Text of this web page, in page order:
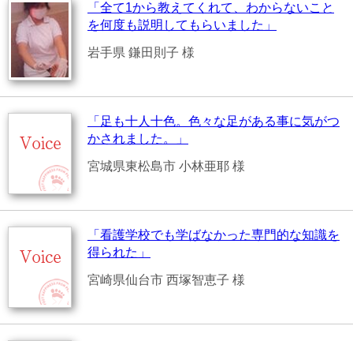
「全て1から教えてくれて、わからないこと
を何度も説明してもらいました」
岩手県 鎌田則子 様
「足も十人十色。色々な足がある事に気がつ
かされました。」
宮城県東松島市 小林亜耶 様
「看護学校でも学ばなかった専門的な知識を
得られた」
宮崎県仙台市 西塚智恵子 様